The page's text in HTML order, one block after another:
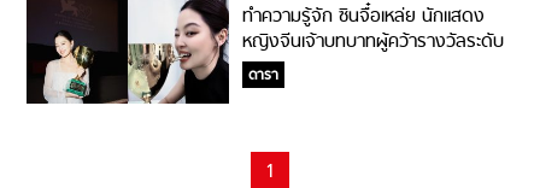
ทำความรู้จัก ซินจื๋อเหล่ย นักแสดง
หญิงจีนเจ้าบทบาทผู้คว้ารางวัลระดับ
โลก!
ดารา
1